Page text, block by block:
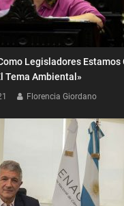
Legisladores Estamos
Tema Ambiental»
Florencia Giordano